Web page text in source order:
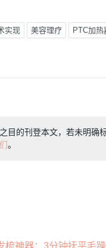
实现 美容理疗 PTC加热
目的刊登本文，若未明确
。